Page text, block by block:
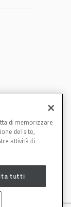
di memorizzare
del sito,
attività di
tutti